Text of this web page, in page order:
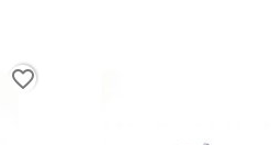
favorite_border